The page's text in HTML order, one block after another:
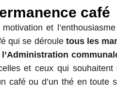
café
motivation et
qui se dérouletous les
l’Administration
et ceux qui souhaitent
café ou d’un thé en toute